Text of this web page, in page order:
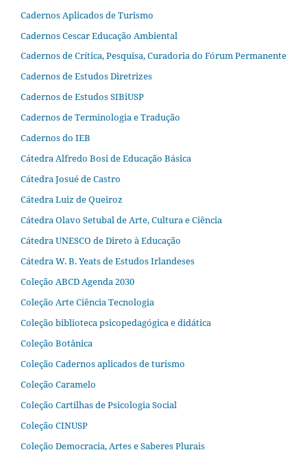
Cadernos Aplicados de Turismo
Cadernos Cescar Educação Ambiental
Cadernos de Crítica, Pesquisa, Curadoria do Fórum Permanente
Cadernos de Estudos Diretrizes
Cadernos de Estudos SIBiUSP
Cadernos de Terminologia e Tradução
Cadernos do IEB
Cátedra Alfredo Bosi de Educação Básica
Cátedra Josué de Castro
Cátedra Luiz de Queiroz
Cátedra Olavo Setubal de Arte, Cultura e Ciência
Cátedra UNESCO de Direto à Educação
Cátedra W. B. Yeats de Estudos Irlandeses
Coleção ABCD Agenda 2030
Coleção Arte Ciência Tecnologia
Coleção biblioteca psicopedagógica e didática
Coleção Botânica
Coleção Cadernos aplicados de turismo
Coleção Caramelo
Coleção Cartilhas de Psicologia Social
Coleção CINUSP
Coleção Democracia, Artes e Saberes Plurais